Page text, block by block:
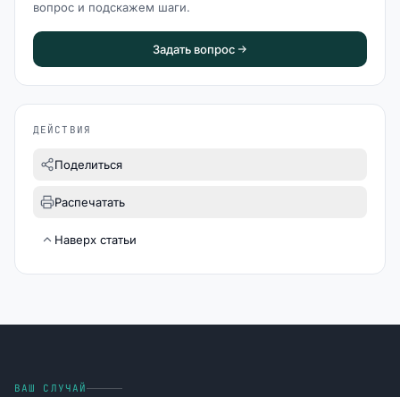
вопрос и подскажем шаги.
Задать вопрос
ДЕЙСТВИЯ
Поделиться
Распечатать
Наверх статьи
ВАШ СЛУЧАЙ